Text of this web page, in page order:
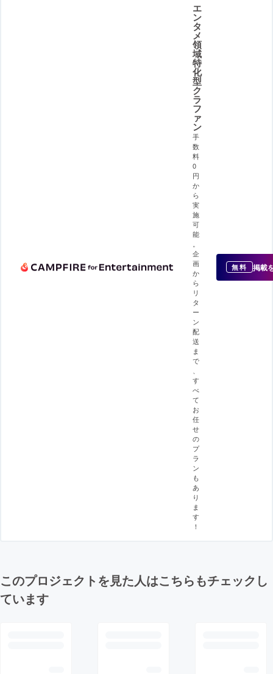
エ
ン
タ
メ
領
域
特
化
型
ク
ラ
フ
ァ
ン
手
数
料
0
円
か
ら
実
施
可
能
企
画
か
ら
リ
タ
ー
ン
配
送
ま
で
す
べ
て
お
任
せ
の
プ
ラ
ン
も
あ
り
ま
す
！
無料 掲載
このプロジェクトを見た人はこちらもチェックし
ています